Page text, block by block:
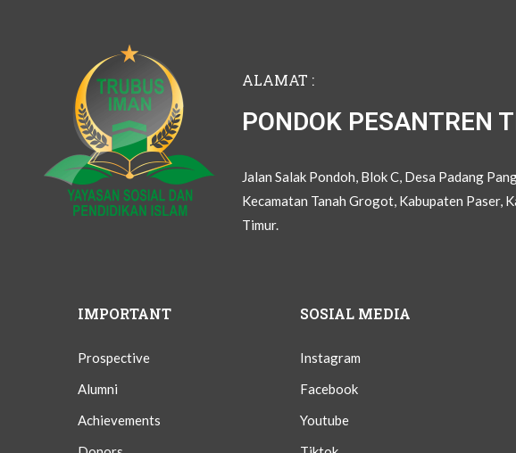
ALAMAT :
PONDOK PESANTREN
Jalan Salak Pondoh, Blok C, Desa Padang
Kecamatan Tanah Grogot, Kabupaten Paser,
Timur.
IMPORTANT
Prospective
Alumni
Achievements
SOSIAL MEDIA
Instagram
Facebook
Youtube